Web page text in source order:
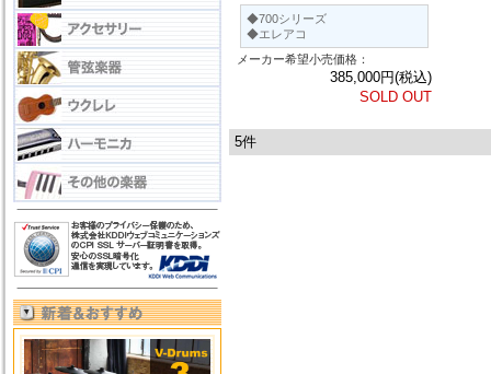
◆700シリーズ
◆エレアコ
メーカー希望小売価格：
385,000円(税込)
SOLD OUT
5件